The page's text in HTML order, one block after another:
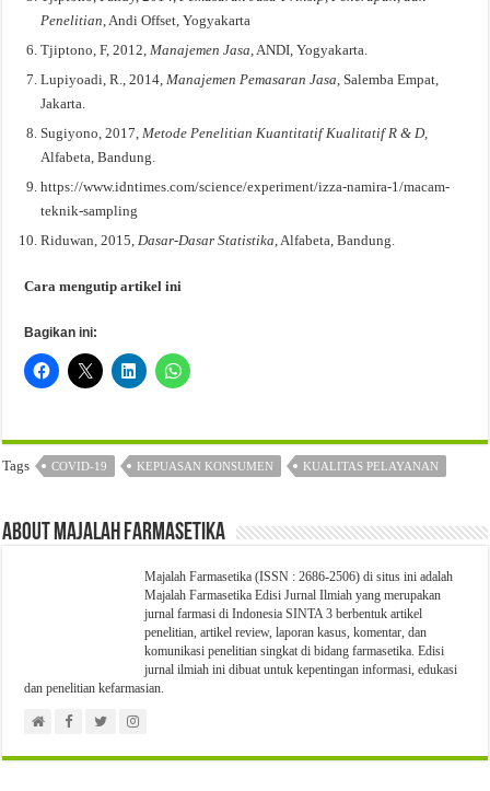
Penelitian , Andi Offset, Yogyakarta
Tjiptono, F, 2012, Manajemen Jasa , ANDI, Yogyakarta.
Lupiyoadi, R., 2014, Manajemen Pemasaran Jasa , Salemba Empat,
Jakarta.
Sugiyono, 2017, Metode Penelitian Kuantitatif Kualitatif R & D,
Alfabeta, Bandung.
https://www.idntimes.com/science/experiment/izza-namira-1/macam-
teknik-sampling
Riduwan, 2015, Dasar-Dasar Statistika , Alfabeta, Bandung.
Cara mengutip artikel ini
Bagikan ini:
Tags COVID-19 KEPUASAN KONSUMEN KUALITAS PELAYANAN
About Majalah Farmasetika
Majalah Farmasetika (ISSN : 2686-2506) di situs ini adalah
Majalah Farmasetika Edisi Jurnal Ilmiah yang merupakan
jurnal farmasi di Indonesia SINTA 3 berbentuk artikel
penelitian, artikel review, laporan kasus, komentar, dan
komunikasi penelitian singkat di bidang farmasetika. Edisi
jurnal ilmiah ini dibuat untuk kepentingan informasi, edukasi
dan penelitian kefarmasian.